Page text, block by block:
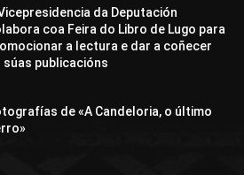
da Deputación
coa Feira do Libro de Lugo para
a lectura e dar a coñecer
súas publicacións
de «A Candeloria, o último